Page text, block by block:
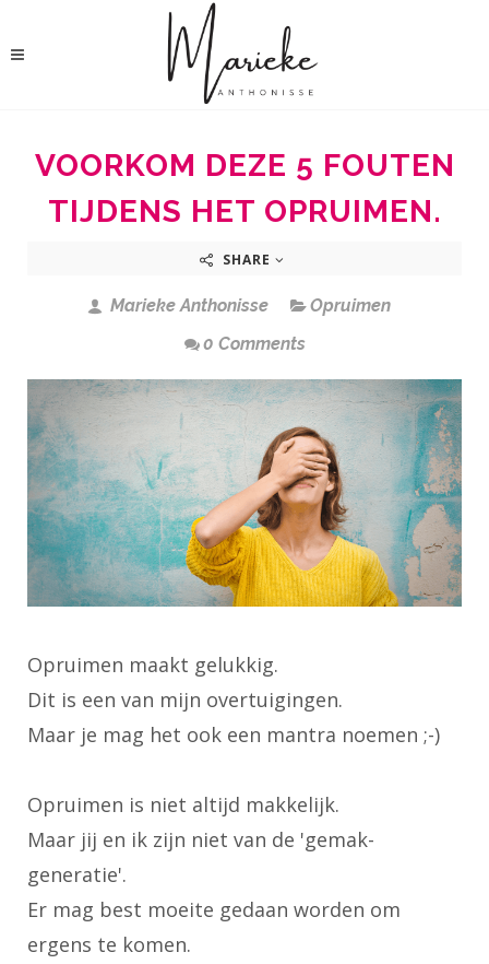
VOORKOM DEZE 5 FOUTEN
TIJDENS HET OPRUIMEN.
SHARE
Marieke Anthonisse
Opruimen
0 Comments
Opruimen maakt gelukkig.
Dit is een van mijn overtuigingen.
Maar je mag het ook een mantra noemen ;-)
Opruimen is niet altijd makkelijk.
Maar jij en ik zijn niet van de 'gemak-
generatie'.
Er mag best moeite gedaan worden om
ergens te komen.